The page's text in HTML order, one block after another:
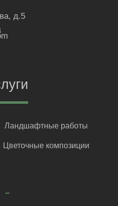
д.5
Ландшафтные работы
Цветочные композиции